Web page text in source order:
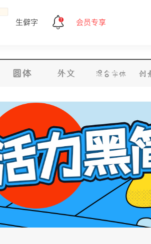
生僻字 会员专享